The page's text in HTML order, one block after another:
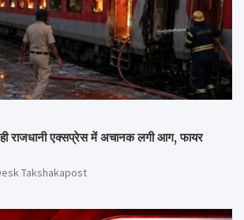
राजधानी एक्सप्रेस में अचानक लगी आग, फायर
Takshakapost